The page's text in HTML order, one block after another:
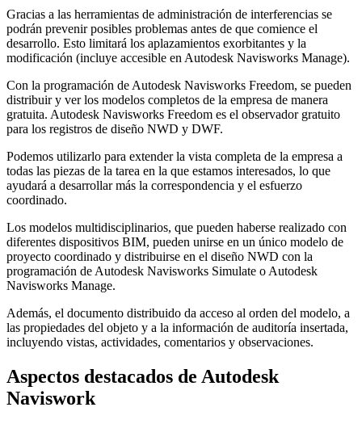
Gracias a las herramientas de administración de interferencias se
podrán prevenir posibles problemas antes de que comience el
desarrollo. Esto limitará los aplazamientos exorbitantes y la
modificación (incluye accesible en Autodesk Navisworks Manage).
Con la programación de Autodesk Navisworks Freedom, se pueden
distribuir y ver los modelos completos de la empresa de manera
gratuita. Autodesk Navisworks Freedom es el observador gratuito
para los registros de diseño NWD y DWF.
Podemos utilizarlo para extender la vista completa de la empresa a
todas las piezas de la tarea en la que estamos interesados, lo que
ayudará a desarrollar más la correspondencia y el esfuerzo
coordinado.
Los modelos multidisciplinarios, que pueden haberse realizado con
diferentes dispositivos BIM, pueden unirse en un único modelo de
proyecto coordinado y distribuirse en el diseño NWD con la
programación de Autodesk Navisworks Simulate o Autodesk
Navisworks Manage.
Además, el documento distribuido da acceso al orden del modelo, a
las propiedades del objeto y a la información de auditoría insertada,
incluyendo vistas, actividades, comentarios y observaciones.
Aspectos destacados de Autodesk
Naviswork